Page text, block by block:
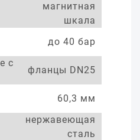
магнитная
шкала
до 40 бар
с
фланцы DN25
60,3 мм
нержавеющая
сталь